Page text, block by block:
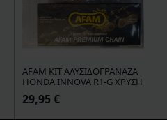
μπορούν
επιλεγούν
σελίδα
του
προϊόντος
AFAM KIT ΑΛΥΣΙΔΟΓΡΑΝΑΖΑ
HONDA INNOVA R1-G ΧΡΥΣΗ
29,95 €